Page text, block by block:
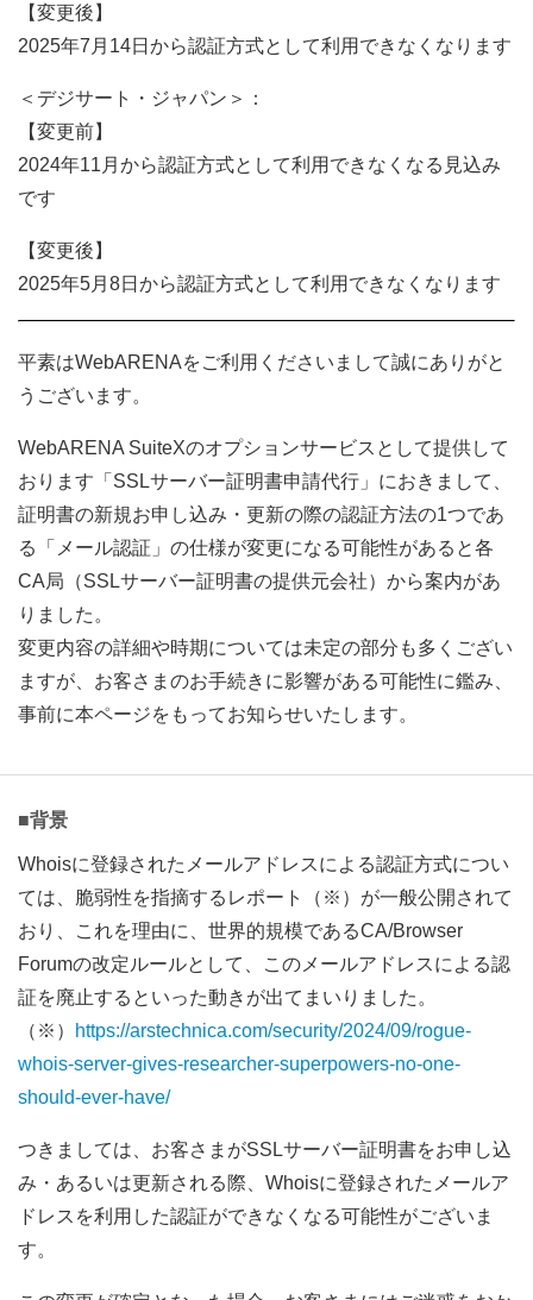
【変更後】
2025年7月14日から認証方式として利用できなくなります
＜デジサート・ジャパン＞：
【変更前】
2024年11月から認証方式として利用できなくなる見込み
です
【変更後】
2025年5月8日から認証方式として利用できなくなります
平素はWebARENAをご利用くださいまして誠にありがと
うございます。
WebARENA SuiteXのオプションサービスとして提供して
おります「SSLサーバー証明書申請代行」におきまして、
証明書の新規お申し込み・更新の際の認証方法の1つであ
る「メール認証」の仕様が変更になる可能性があると各
CA局（SSLサーバー証明書の提供元会社）から案内があ
りました。
変更内容の詳細や時期については未定の部分も多くござい
ますが、お客さまのお手続きに影響がある可能性に鑑み、
事前に本ページをもってお知らせいたします。
■背景
Whoisに登録されたメールアドレスによる認証方式につい
ては、脆弱性を指摘するレポート（※）が一般公開されて
おり、これを理由に、世界的規模であるCA/Browser
Forumの改定ルールとして、このメールアドレスによる認
証を廃止するといった動きが出てまいりました。
（※）
https://arstechnica.com/security/2024/09/rogue-
whois-server-gives-researcher-superpowers-no-one-
should-ever-have/
つきましては、お客さまがSSLサーバー証明書をお申し込
み・あるいは更新される際、Whoisに登録されたメールア
ドレスを利用した認証ができなくなる可能性がございま
す。